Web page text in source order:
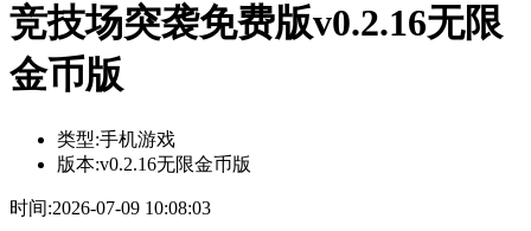
竞技场突袭免费版v0.2.16无限
金币版
类型:手机游戏
版本:v0.2.16无限金币版
时间:2026-07-09 10:08:03